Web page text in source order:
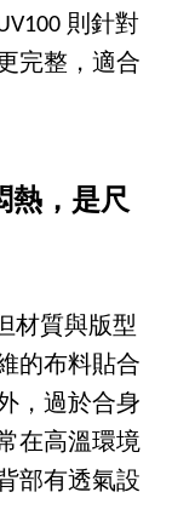
則針對
完整，適合
熱，是尺
材質與版型
的布料貼合
，過於合身
在高溫環境
部有透氣設